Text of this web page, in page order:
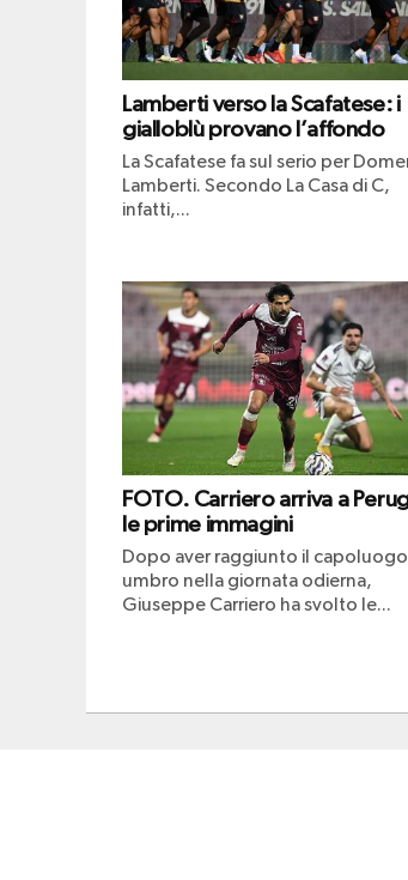
Lamberti verso la Scafatese: i
gialloblù provano l’affondo
La Scafatese fa sul serio per
Lamberti. Secondo La Casa di C,
infatti,...
FOTO. Carriero arriva a
le prime immagini
Dopo aver raggiunto il capoluogo
umbro nella giornata odierna,
Giuseppe Carriero ha svolto le...